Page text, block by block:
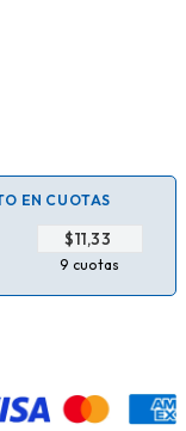
EN CUOTAS
$
9 cuotas